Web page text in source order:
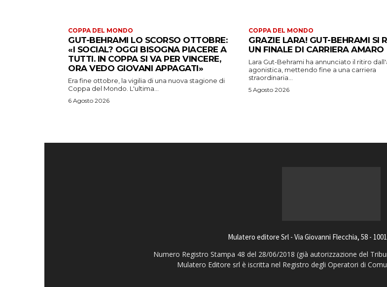
COPPA DEL MONDO
GUT-BEHRAMI LO SCORSO OTTOBRE:
«I SOCIAL? OGGI BISOGNA PIACERE A
TUTTI. IN COPPA SI VA PER VINCERE,
ORA VEDO GIOVANI APPAGATI»
Era fine ottobre, la vigilia di una nuova stagione di
Coppa del Mondo. L'ultima...
6 Agosto 2026
COPPA DEL MONDO
GRAZIE LARA! GUT-BEHRAMI SI
UN FINALE DI CARRIERA AMARO
Lara Gut-Behrami ha annunciato il ritiro
agonistica, mettendo fine a una carriera
straordinaria...
5 Agosto 2026
Mulatero editore Srl - Via Giovanni Flecchia, 58 -
Numero Registro Stampa 48 del 28/06/2018 (già autorizzazione del
Mulatero Editore srl è iscritta nel Registro degli Operatori di